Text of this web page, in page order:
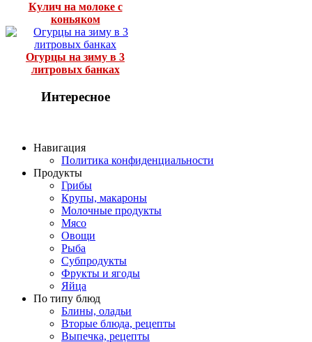
Кулич на молоке с
коньяком
Огурцы на зиму в 3
литровых банках
Интересное
Навигация
Политика конфиденциальности
Продукты
Грибы
Крупы, макароны
Молочные продукты
Мясо
Овощи
Рыба
Субпродукты
Фрукты и ягоды
Яйца
По типу блюд
Блины, оладьи
Вторые блюда, рецепты
Выпечка, рецепты